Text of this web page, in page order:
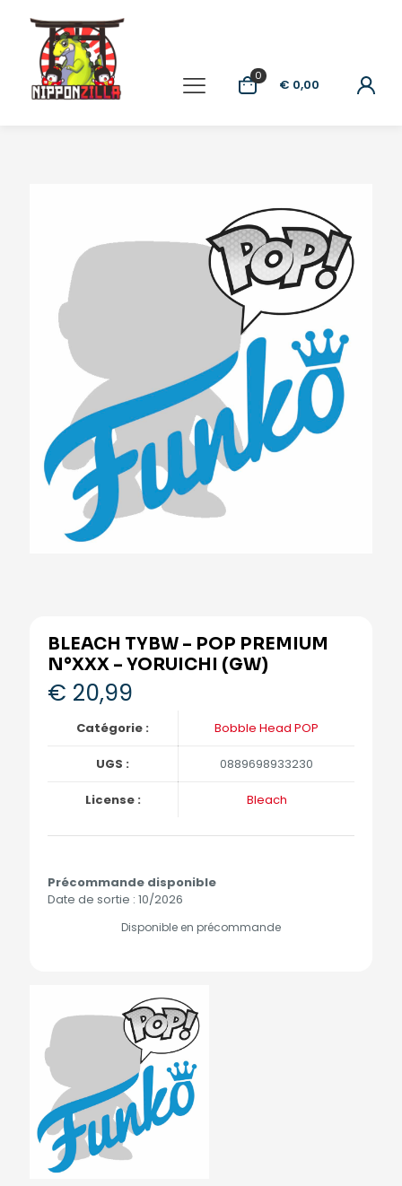
0
€ 0,00
BLEACH TYBW – POP PREMIUM
N°XXX – YORUICHI (GW)
€ 20,99
Catégorie : Bobble Head POP
UGS : 0889698933230
License : Bleach
Précommande disponible
Date de sortie : 10/2026
Disponible en précommande